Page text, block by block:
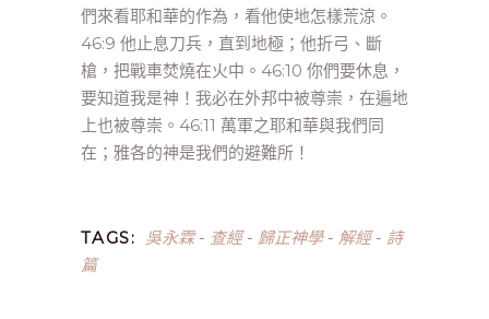
們來看耶和華的作為，看他使地怎樣荒涼。
46:9 他止息刀兵，直到地極；他折弓、斷
槍，把戰車焚燒在火中。46:10 你們要休息，
要知道我是神！我必在外邦中被尊崇，在遍地
上也被尊崇。46:11 萬軍之耶和華與我們同
在；雅各的神是我們的避難所！
TAGS: 吳永霖- 查經- 歸正神學- 解經- 詩
篇